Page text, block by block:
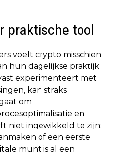
praktische tool
voelt crypto misschien
hun dagelijkse praktijk
experimenteert met
kan straks
om
en
niet ingewikkeld te zijn:
of een eerste
munt is al een